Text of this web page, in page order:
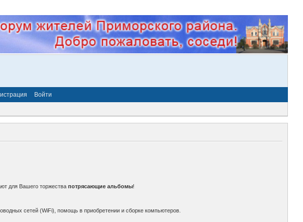
Войти
для Вашего торжества потрясающие альбомы!
сетей (WiFi), помощь в приобретении и сборке компьютеров.